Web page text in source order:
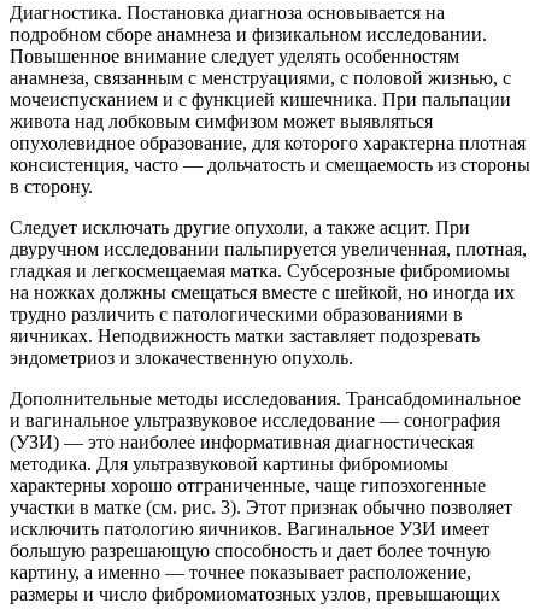
Диагностика. Постановка диагноза основывается на
подробном сборе анамнеза и физикальном исследовании.
Повышенное внимание следует уделять особенностям
анамнеза, связанным с менструациями, с половой жизнью, с
мочеиспусканием и с функцией кишечника. При пальпации
живота над лобковым симфизом может выявляться
опухолевидное образование, для которого характерна плотная
консистенция, часто — дольчатость и смещаемость из стороны
в сторону.
Следует исключать другие опухоли, а также асцит. При
двуручном исследовании пальпируется увеличенная, плотная,
гладкая и легкосмещаемая матка. Субсерозные фибромиомы
на ножках должны смещаться вместе с шейкой, но иногда их
трудно различить с патологическими образованиями в
яичниках. Неподвижность матки заставляет подозревать
эндометриоз и злокачественную опухоль.
Дополнительные методы исследования. Трансабдоминальное
и вагинальное ультразвуковое исследование — сонография
(УЗИ) — это наиболее информативная диагностическая
методика. Для ультразвуковой картины фибромиомы
характерны хорошо отграниченные, чаще гипоэхогенные
участки в матке (см. рис. 3). Этот признак обычно позволяет
исключить патологию яичников. Вагинальное УЗИ имеет
большую разрешающую способность и дает более точную
картину, а именно — точнее показывает расположение,
размеры и число фибромиоматозных узлов, превышающих